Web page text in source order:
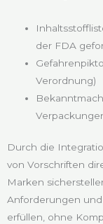
der FDA
Verordnung)
Durch die
von Vorschriften
Marken
Anforderungen
erfüllen, ohne